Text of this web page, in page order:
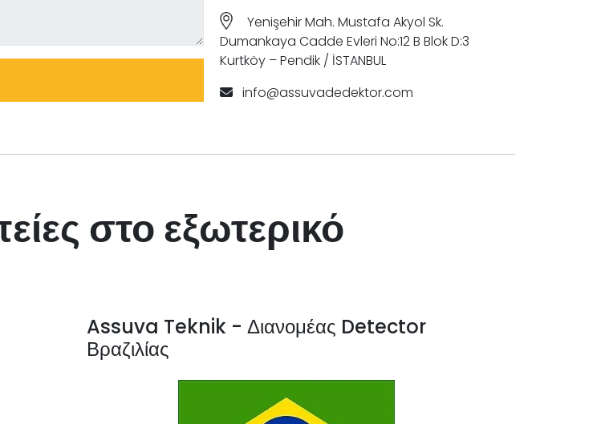
Yenişehir Mah. Mustafa Akyol Sk.
Dumankaya Cadde Evleri No:12 B Blok D:3
Kurtköy – Pendik / İSTANBUL
info@assuvadedektor.com
στο εξωτερικό
Assuva Teknik - Διανομέας Detector
Βραζιλίας